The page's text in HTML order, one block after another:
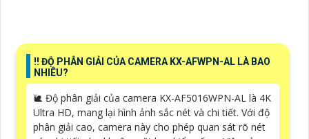
‼️ ĐỘ PHÂN GIẢI CỦA CAMERA KX-AFWPN-AL LÀ BAO
NHIÊU?
🐌 Độ phân giải của camera KX-AF5016WPN-AL là 4K
Ultra HD, mang lại hình ảnh sắc nét và chi tiết. Với độ
phân giải cao, camera này cho phép quan sát rõ nét